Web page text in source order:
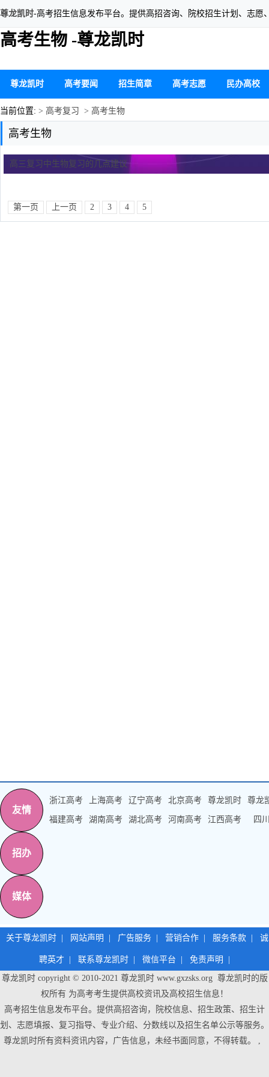
尊龙凯时-高考招生信息发布平台。提供高招咨询、院校招生计划、志愿
高考生物 -尊龙凯时
尊龙凯时 高考要闻 招生简章 高考志愿 民办高校
当前位置: > 高考复习 > 高考生物
高考生物
高三复习中生物复习的几点建议
第一页 上一页 2 3 4 5
友情
浙江高考 上海高考 辽宁高考 北京高考 尊龙凯时 尊龙
福建高考 湖南高考 湖北高考 河南高考 江西高考 四
招办
媒体
关于尊龙凯时 网站声明 广告服务 营销合作 服务条款 诚
聘英才 联系尊龙凯时 微信平台 免责声明
尊龙凯时 copyright © 2010-2021 尊龙凯时www.gxzsks.org 尊龙凯时的版
权所有 为高考考生提供高校资讯及高校招生信息！
高考招生信息发布平台。提供高招咨询，院校信息、招生政策、招生计
划、志愿填报、复习指导、专业介绍、分数线以及招生名单公示等服务。
尊龙凯时所有资料资讯内容，广告信息，未经书面同意，不得转载。 ,